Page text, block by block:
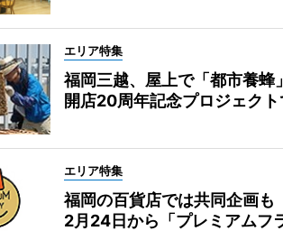
エリア特集
福岡三越、屋上で「都市養蜂」
開店20周年記念プロジェクト
エリア特集
福岡の百貨店では共同企画も
2月24日から「プレミアムフ